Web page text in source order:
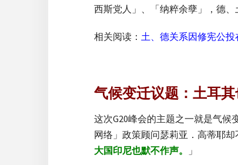
西斯党人」、「纳粹余孽」，德
相关阅读： 土、德关系因修宪公
气候变迁议题：土耳
这次G20峰会的主题之一就是气候
网络」政策顾问瑟莉亚．高蒂耶
大国印尼也默不作声。
」